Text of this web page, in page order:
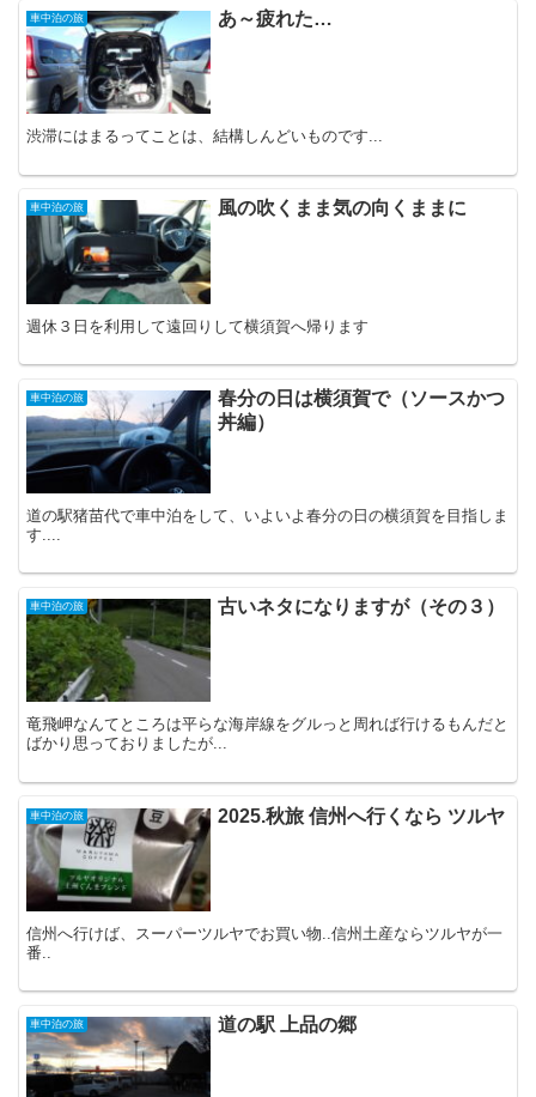
車中泊の旅 あ～疲れた…
渋滞にはまるってことは、結構しんどいものです...
車中泊の旅 風の吹くまま気の向くままに
週休３日を利用して遠回りして横須賀へ帰ります
車中泊の旅
春分の日は横須賀で（ソースかつ
丼編）
道の駅猪苗代で車中泊をして、いよいよ春分の日の横須賀を目指しま
す....
車中泊の旅 古いネタになりますが（その３）
竜飛岬なんてところは平らな海岸線をグルっと周れば行けるもんだと
ばかり思っておりましたが...
車中泊の旅 2025.秋旅 信州へ行くなら ツルヤ
信州へ行けば、スーパーツルヤでお買い物..信州土産ならツルヤが一
番..
車中泊の旅 道の駅 上品の郷